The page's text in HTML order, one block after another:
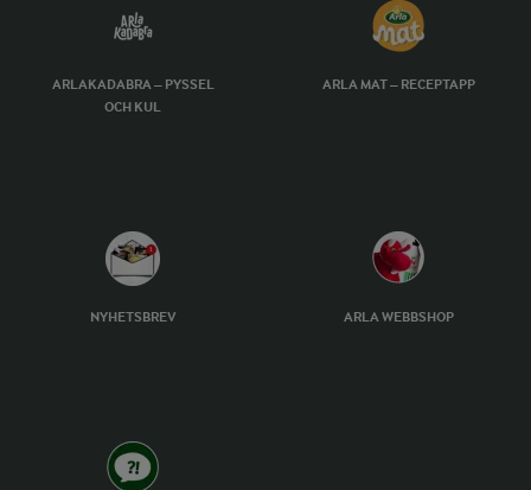
ARLAKADABRA – PYSSEL
OCH KUL
ARLA MAT – RECEPTAPP
NYHETSBREV ARLA WEBBSHOP